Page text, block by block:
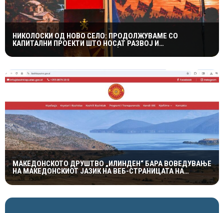
НИКОЛОСКИ ОД НОВО СЕЛО: ПРОДОЛЖУВАМЕ СО
КАПИТАЛНИ ПРОЕКТИ ШТО НОСАТ РАЗВОЈ И
ПОКВАЛИТЕТЕН ЖИВОТ ЗА ГРАЃАНИТЕ
МАКЕДОНСКОТО ДРУШТВО „ИЛИНДЕН“ БАРА ВОВЕДУВАЊЕ
НА МАКЕДОНСКИОТ ЈАЗИК НА ВЕБ-СТРАНИЦАТА НА
ОПШТИНА ПУСТЕЦ